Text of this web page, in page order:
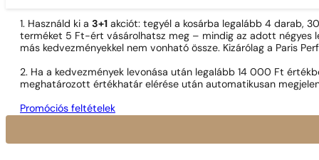
1. Használd ki a 3+1 akciót: tegyél a kosárba legalább 4 darab,
terméket 5 Ft-ért vásárolhatsz meg – mindig az adott négyes
más kedvezményekkel nem vonható össze. Kizárólag a Paris
2. Ha a kedvezmények levonása után legalább 14 000 Ft
meghatározott értékhatár elérése után automatikusan
Promóciós feltételek